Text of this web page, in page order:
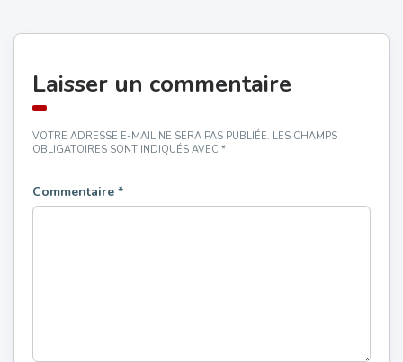
Laisser un commentaire
VOTRE ADRESSE E-MAIL NE SERA PAS PUBLIÉE. LES CHAMPS
OBLIGATOIRES SONT INDIQUÉS AVEC *
Commentaire *